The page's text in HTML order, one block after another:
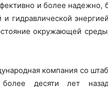
и более надежно,
и гидравлической
окружающей
компания со
десяти лет